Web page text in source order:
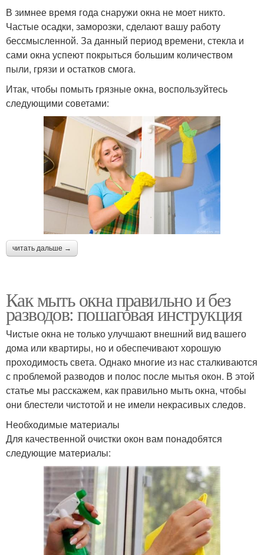
В зимнее время года снаружи окна не моет никто.
Частые осадки, заморозки, сделают вашу работу
бессмысленной. За данный период времени, стекла и
сами окна успеют покрыться большим количеством
пыли, грязи и остатков смога.
Итак, чтобы помыть грязные окна, воспользуйтесь
следующими советами:
читать дальше →
Как мыть окна правильно и без
разводов: пошаговая инструкция
Чистые окна не только улучшают внешний вид вашего
дома или квартиры, но и обеспечивают хорошую
проходимость света. Однако многие из нас сталкиваются
с проблемой разводов и полос после мытья окон. В этой
статье мы расскажем, как правильно мыть окна, чтобы
они блестели чистотой и не имели некрасивых следов.
Необходимые материалы
Для качественной очистки окон вам понадобятся
следующие материалы: